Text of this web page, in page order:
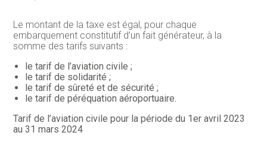
Dématérialisation / collecte
Le montant de la taxe est égal, pour chaque
embarquement constitutif d’un fait générateur, à la
somme des tarifs suivants :
le tarif de l’aviation civile ;
le tarif de solidarité ;
le tarif de sûreté et de sécurité ;
le tarif de péréquation aéroportuaire.
Tarif de l’aviation civile pour la période du 1er avril 2023
au 31 mars 2024